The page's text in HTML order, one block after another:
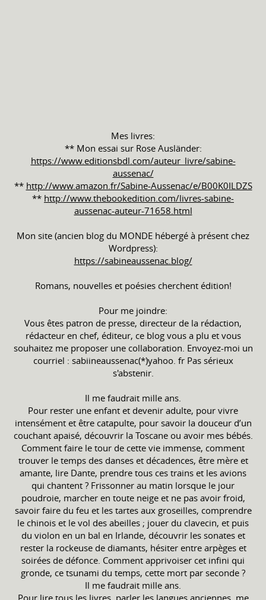
Mes livres:
** Mon essai sur Rose Ausländer:
https://www.editionsbdl.com/auteur_livre/sabine-
aussenac/
** http://www.amazon.fr/Sabine-Aussenac/e/B00K0ILDZS
** http://www.thebookedition.com/livres-sabine-
aussenac-auteur-71658.html
Mon site (ancien blog du MONDE hébergé à présent chez
Wordpress):
https://sabineaussenac.blog/
Romans, nouvelles et poésies cherchent édition!
Pour me joindre:
Vous êtes patron de presse, directeur de la rédaction,
rédacteur en chef, éditeur, ce blog vous a plu et vous
souhaitez me proposer une collaboration. Envoyez-moi un
courriel : sabiineaussenac(*)yahoo. fr Pas sérieux
s'abstenir.
Il me faudrait mille ans.
Pour rester une enfant et devenir adulte, pour vivre
intensément et être catapulte, pour savoir la douceur d’un
couchant apaisé, découvrir la Toscane ou avoir mes bébés.
Comment faire le tour de cette vie immense, comment
trouver le temps des danses et décadences, être mère et
amante, lire Dante, prendre tous ces trains et les avions
qui chantent ? Frissonner au matin lorsque le jour
poudroie, marcher en toute neige et ne pas avoir froid,
savoir faire du feu et les tartes aux groseilles, comprendre
le chinois et le vol des abeilles ; jouer du clavecin, et puis
du violon en un bal en Irlande, découvrir les sonates et
rester la rockeuse de diamants, hésiter entre arpèges et
soirées de défonce. Comment apprivoiser cet infini qui
gronde, ce tsunami du temps, cette mort par seconde ?
Il me faudrait mille ans.
Pour lire tous les livres, parler les langues anciennes, me